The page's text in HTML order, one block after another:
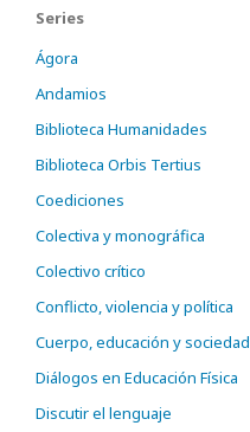
Series
Ágora
Andamios
Biblioteca Humanidades
Biblioteca Orbis Tertius
Coediciones
Colectiva y monográfica
Colectivo crítico
Conflicto, violencia y política
Cuerpo, educación y sociedad
Diálogos en Educación Física
Discutir el lenguaje